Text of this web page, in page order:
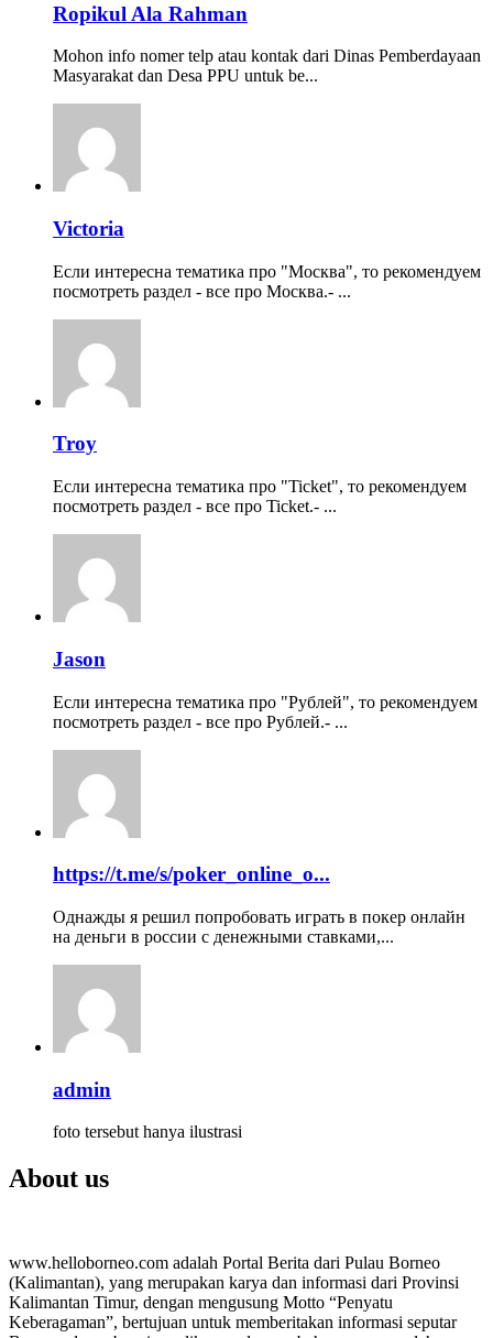
Ropikul Ala Rahman
Mohon info nomer telp atau kontak dari Dinas Pemberdayaan
Masyarakat dan Desa PPU untuk be...
Victoria
Если интересна тематика про "Москва", то рекомендуем
посмотреть раздел - все про Москва.- ...
Troy
Если интересна тематика про "Ticket", то рекомендуем
посмотреть раздел - все про Ticket.- ...
Jason
Если интересна тематика про "Рублей", то рекомендуем
посмотреть раздел - все про Рублей.- ...
https://t.me/s/poker_online_o...
Однажды я решил попробовать играть в покер онлайн
на деньги в россии с денежными ставками,...
admin
foto tersebut hanya ilustrasi
About us
www.helloborneo.com adalah Portal Berita dari Pulau Borneo
(Kalimantan), yang merupakan karya dan informasi dari Provinsi
Kalimantan Timur, dengan mengusung Motto “Penyatu
Keberagaman”, bertujuan untuk memberitakan informasi seputar